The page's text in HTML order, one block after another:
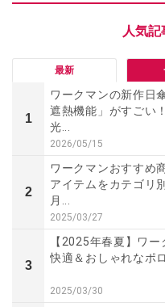
最新
1
ワークマンの新作日
遮熱機能」がすごい
光...
2026/05/15
2
ワークマンおすすめ
アイテムをカテゴリ
月...
2025/03/27
3
【2025年春夏】ワー
快適＆おしゃれなポ
2025/03/30